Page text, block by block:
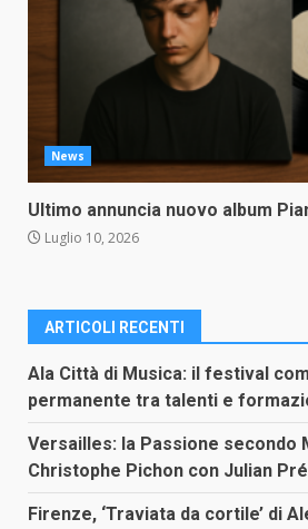
News
Ultimo annuncia nuovo album
Luglio 10, 2026
ARTICOLI RECENTI
Ala Città di Musica: il festival
permanente tra talenti e
Versailles: la Passione secondo
Christophe Pichon con Julian
Firenze, ‘Traviata da cortile’ di